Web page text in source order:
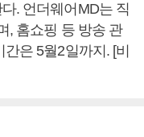
. 언더웨어MD는 직
, 홈쇼핑 등 방송 관
은 5월2일까지. [비